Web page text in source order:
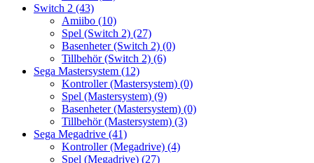
Switch 2 (43)
Amiibo (10)
Spel (Switch 2) (27)
Basenheter (Switch 2) (0)
Tillbehör (Switch 2) (6)
Sega Mastersystem (12)
Kontroller (Mastersystem) (0)
Spel (Mastersystem) (9)
Basenheter (Mastersystem) (0)
Tillbehör (Mastersystem) (3)
Sega Megadrive (41)
Kontroller (Megadrive) (4)
Spel (Megadrive) (27)